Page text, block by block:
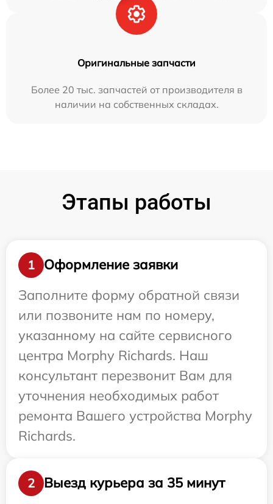
Оригинальные запчасти
Более 20 тыс. запчастей от производителя в
наличии на собственных складах.
Этапы работы
1
Оформление заявки
Заполните форму обратной связи
или позвоните нам по номеру,
указанному на сайте сервисного
центра Morphy Richards. Наш
консультант перезвонит Вам для
уточнения необходимых работ
ремонта Вашего устройства Morphy
Richards.
2 Выезд курьера за 35 минут